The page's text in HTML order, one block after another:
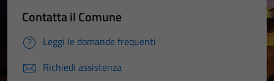
Contatta il Comune
Leggi le domande frequenti
Richiedi assistenza